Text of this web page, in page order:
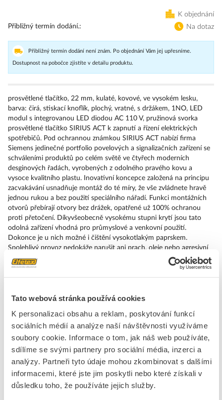
Tato webová stránka používá cookies
K personalizaci obsahu a reklam, poskytování funkcí
sociálních médií a analýze naší návštěvnosti využíváme
soubory cookie. Informace o tom, jak náš web používáte,
sdílíme se svými partnery pro sociální média, inzerci a
analýzy. Partneři tyto údaje mohou zkombinovat s dalšími
informacemi, které jste jim poskytli nebo které získali v
důsledku toho, že používáte jejich služby.
K objednání
Přibližný termín dodání.
Na dotaz
Přibližný termín dodání není znám. Po objednání Vám jej upřesníme.
Dostupnost na pobočce zjistíte v detailu produktu.
prosvětlené tlačítko, 22 mm, kulaté, kovové, ve vysokém lesku,
barva: čirá, stiskací knoflík, plochý, vratné, s držákem, 1NO, LED
modul s integrovanou LED diodou AC 110 V, pružinová svorka
prosvětlené tlačítko SIRIUS ACT k zapnutí a řízení elektrických
spotřebičů. Pod ochrannou známkou SIRIUS ACT nabízí firma
Siemens jedinečné portfolio povelových a signalizačních zařízení se
schváleními produktů po celém světě ve čtyřech moderních
desginových řadách, vyrobených z odolného pravého kovu a
vysoce kvalitního plastu. Inovativní koncepce založená na principu
zacvakávání usnadňuje montáž do té míry, že vše zvládnete hravě
jednou rukou a bez použití speciálního nářadí. Funkci montážních
otvorů přebírají otvory bez drážek, opatřené už 100% ochranou
proti přetočení. Díkyvšeobecně vysokému stupni krytí jsou tato
odolná zařízení vhodná pro průmyslové a venkovní použití.
Dokonce je u nich možné i čištění vysokotlakým paprskem.
Spolehlivý provoz nedokáže narušit ani prach, oleje nebo agresivní
louhy. Kromě standardního zapo jení lze tato zařízení připojit k řídicí
jednotce i přes PROFINET, AS-Interface nebo IO-Link. Tím snížíte
své náklady na kabeláž, minimalizujete zdroje chyb a získáte vyšší
a objednáním jednotlivých součástek, krytů a popisků. K dispozici je
Dodáváme tato provedení: více barev, prosvětlené/neprosvětlené, s
popiskem/bez popisku, zaklapávací/impulzové ovládání, různé výšky
tlačítek a čelních kroužků. Upozornění: Kompletní zařízení, dodávka
včetně držáků a modulů. SIRIUS ACT – Performance in Action při
silný, jednoduše perfektní.
SIEMENS